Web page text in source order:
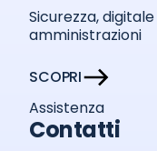
Sicurezza,
amministrazioni
SCOPRI
Assistenza
Contatti